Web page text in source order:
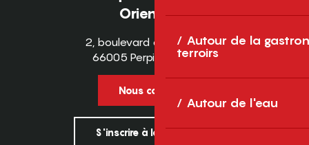
Autour de la
terroirs
Autour de l'eau
Orientales
2, boulevard des Pyrénées
66005 Perpignan Cedex
Nous contacter
S'inscrire à la newsletter